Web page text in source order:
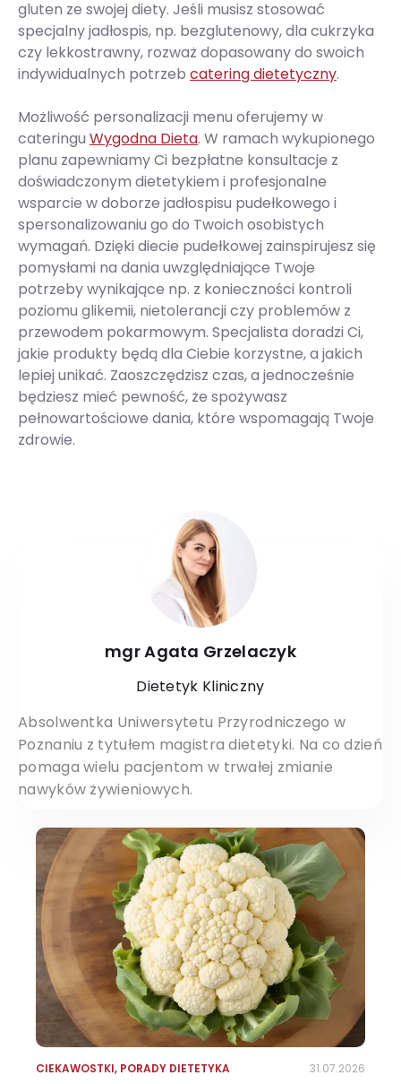
gluten ze swojej diety. Jeśli musisz stosować
specjalny jadłospis, np. bezglutenowy, dla cukrzyka
czy lekkostrawny, rozważ dopasowany do swoich
indywidualnych potrzeb catering dietetyczny.
Możliwość personalizacji menu oferujemy w
cateringu Wygodna Dieta. W ramach wykupionego
planu zapewniamy Ci bezpłatne konsultacje z
doświadczonym dietetykiem i profesjonalne
wsparcie w doborze jadłospisu pudełkowego i
spersonalizowaniu go do Twoich osobistych
wymagań. Dzięki diecie pudełkowej zainspirujesz się
pomysłami na dania uwzględniające Twoje
potrzeby wynikające np. z konieczności kontroli
poziomu glikemii, nietolerancji czy problemów z
przewodem pokarmowym. Specjalista doradzi Ci,
jakie produkty będą dla Ciebie korzystne, a jakich
lepiej unikać. Zaoszczędzisz czas, a jednocześnie
będziesz mieć pewność, że spożywasz
pełnowartościowe dania, które wspomagają Twoje
zdrowie.
mgr Agata Grzelaczyk
Dietetyk Kliniczny
Absolwentka Uniwersytetu Przyrodniczego w
Poznaniu z tytułem magistra dietetyki. Na co dzień
pomaga wielu pacjentom w trwałej zmianie
nawyków żywieniowych.
CIEKAWOSTKI, PORADY DIETETYKA 31.07.2026